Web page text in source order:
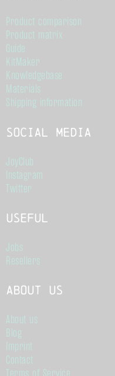
Product comparison
Product matrix
Guide
KitMaker
Knowledgebase
Materials
Shipping information
Social Media
JoyClub
Instagram
Twitter
Useful
Jobs
Resellers
About us
About us
Blog
Imprint
Contact